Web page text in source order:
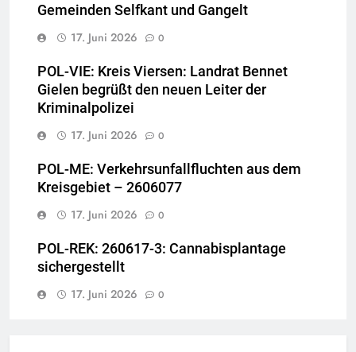
Gemeinden Selfkant und Gangelt
17. Juni 2026
0
POL-VIE: Kreis Viersen: Landrat Bennet
Gielen begrüßt den neuen Leiter der
Kriminalpolizei
17. Juni 2026
0
POL-ME: Verkehrsunfallfluchten aus dem
Kreisgebiet – 2606077
17. Juni 2026
0
POL-REK: 260617-3: Cannabisplantage
sichergestellt
17. Juni 2026
0